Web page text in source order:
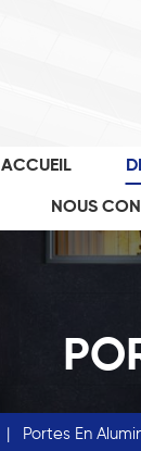
ACCUEIL
NOUS
| Portes En